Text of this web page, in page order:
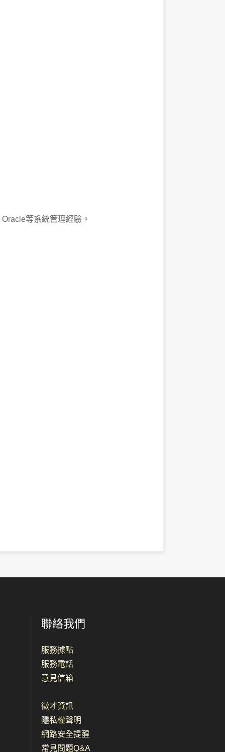
等系統管理經驗。
聯絡我們
服務據點
服務電話
意見信箱
徵才資訊
隱私權聲明
網路安全提醒
常見問題Q&A